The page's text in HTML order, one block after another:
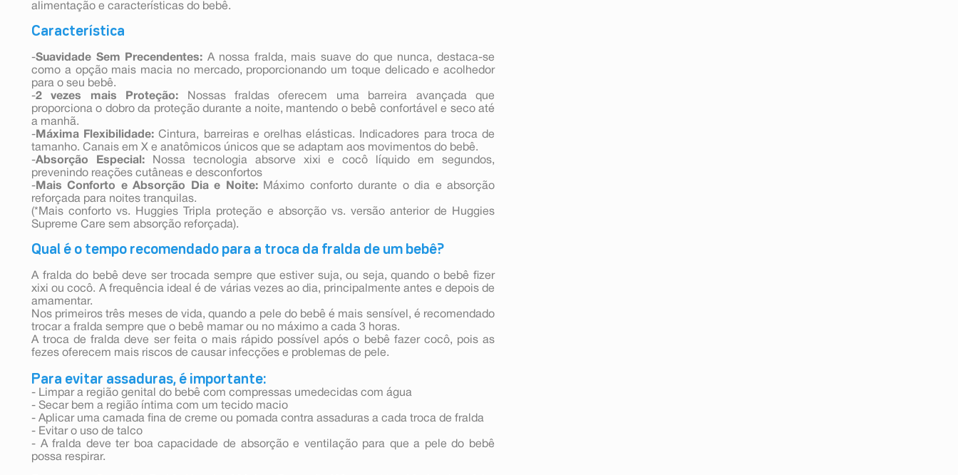
alimentação e características do bebê.
Característica
-Suavidade Sem Precendentes: A nossa fralda, mais suave do que nunca, destaca-se
como a opção mais macia no mercado, proporcionando um toque delicado e acolhedor
para o seu bebê.
-2 vezes mais Proteção: Nossas fraldas oferecem uma barreira avançada que
proporciona o dobro da proteção durante a noite, mantendo o bebê confortável e seco até
a manhã.
- Máxima Flexibilidade: Cintura, barreiras e orelhas elásticas. Indicadores para troca de
tamanho. Canais em X e anatômicos únicos que se adaptam aos movimentos do bebê.
-Absorção Especial:Nossa tecnologia absorve xixi e cocô líquido em segundos,
prevenindo reações cutâneas e desconfortos
- Mais Conforto e Absorção Dia e Noite:Máximo conforto durante o dia e absorção
reforçada para noites tranquilas.
(*Mais conforto vs. Huggies Tripla proteção e absorção vs. versão anterior de Huggies
Supreme Care sem absorção reforçada).
Qual é o tempo recomendado para a troca da fralda de um bebê?
A fralda do bebê deve ser trocada sempre que estiver suja, ou seja, quando o bebê fizer
xixi ou cocô. A frequência ideal é de várias vezes ao dia, principalmente antes e depois de
amamentar.
Nos primeiros três meses de vida, quando a pele do bebê é mais sensível, é recomendado
trocar a fralda sempre que o bebê mamar ou no máximo a cada 3 horas.
A troca de fralda deve ser feita o mais rápido possível após o bebê fazer cocô, pois as
fezes oferecem mais riscos de causar infecções e problemas de pele.
Para evitar assaduras, é importante:
- Limpar a região genital do bebê com compressas umedecidas com água
- Secar bem a região íntima com um tecido macio
- Aplicar uma camada fina de creme ou pomada contra assaduras a cada troca de fralda
- Evitar o uso de talco
- A fralda deve ter boa capacidade de absorção e ventilação para que a pele do bebê
possa respirar.